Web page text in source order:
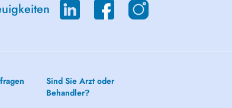
Sind Sie Arzt oder
Behandler?